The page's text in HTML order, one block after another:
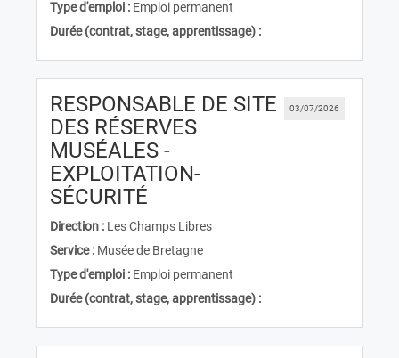
Type d'emploi : Emploi permanent
Durée (contrat, stage, apprentissage) :
03/07/2026
RESPONSABLE DE SITE
DES RÉSERVES
MUSÉALES -
EXPLOITATION-
SÉCURITÉ
Direction : Les Champs Libres
Service : Musée de Bretagne
Type d'emploi : Emploi permanent
Durée (contrat, stage, apprentissage) :